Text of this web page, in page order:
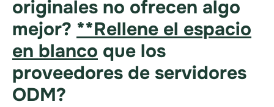
originales no ofrecen algo
mejor? **Rellene el espacio
en blanco que los
proveedores de servidores
ODM?